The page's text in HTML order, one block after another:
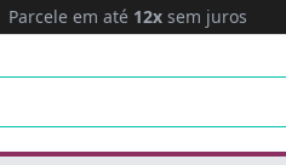
Parcele em até 12xsem juros